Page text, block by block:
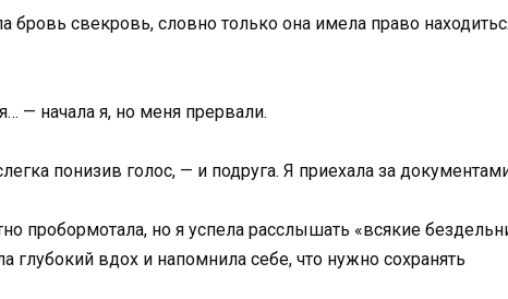
бровь свекровь, словно только она имела право
— начала я, но меня прервали.
понизив голос, — и подруга. Я приехала за
пробормотала, но я успела расслышать «всякие
глубокий вдох и напомнила себе, что нужно сохранять